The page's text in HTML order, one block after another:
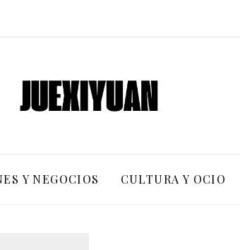
Y NEGOCIOS CULTURA Y OCIO